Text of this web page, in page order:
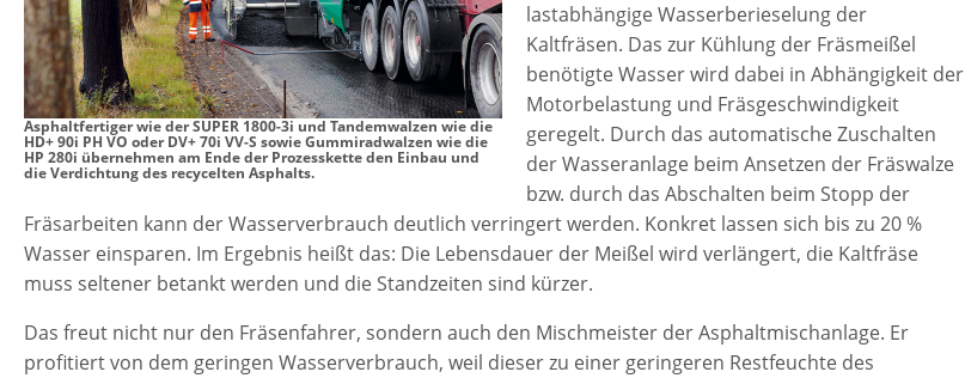
Asphaltfertiger wie der SUPER 1800-3i und Tandemwalzen wie die
HD+ 90i PH VO oder DV+ 70i VV-S sowie Gummiradwalzen wie die
HP 280i übernehmen am Ende der Prozesskette den Einbau und
die Verdichtung des recycelten Asphalts.
lastabhängige Wasserberieselung der
Kaltfräsen. Das zur Kühlung der Fräsmeißel
benötigte Wasser wird dabei in Abhängigkeit der
Motorbelastung und Fräsgeschwindigkeit
geregelt. Durch das automatische Zuschalten
der Wasseranlage beim Ansetzen der Fräswalze
bzw. durch das Abschalten beim Stopp der
Fräsarbeiten kann der Wasserverbrauch deutlich verringert werden. Konkret lassen sich bis zu 20 %
Wasser einsparen. Im Ergebnis heißt das: Die Lebensdauer der Meißel wird verlängert, die Kaltfräse
muss seltener betankt werden und die Standzeiten sind kürzer.
Das freut nicht nur den Fräsenfahrer, sondern auch den Mischmeister der Asphaltmischanlage. Er
profitiert von dem geringen Wasserverbrauch, weil dieser zu einer geringeren Restfeuchte des